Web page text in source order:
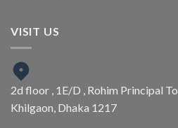
VISIT US
2d floor , 1E/D , Rohim Principal
Khilgaon, Dhaka 1217